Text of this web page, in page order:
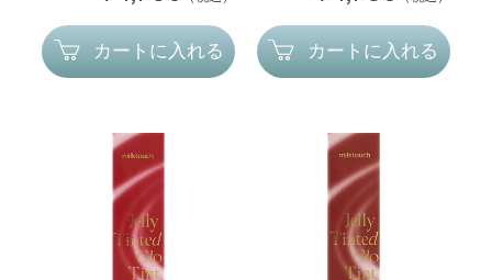
カートに入れる カートに入れる